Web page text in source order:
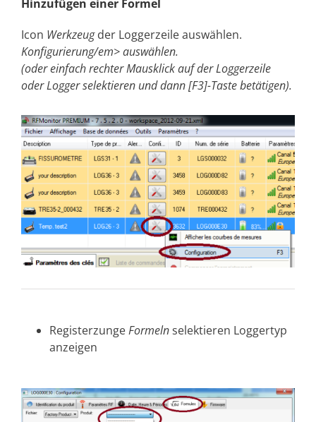
Hinzufügen einer Formel
Icon Werkzeugder Loggerzeile auswählen.
Konfigurierung/em> auswählen.
(oder einfach rechter Mausklick auf der Loggerzeile
oder Logger selektieren und dann [F3]-Taste betätigen)​.
RegisterzungeFormelnselektieren Loggertyp
anzeigen